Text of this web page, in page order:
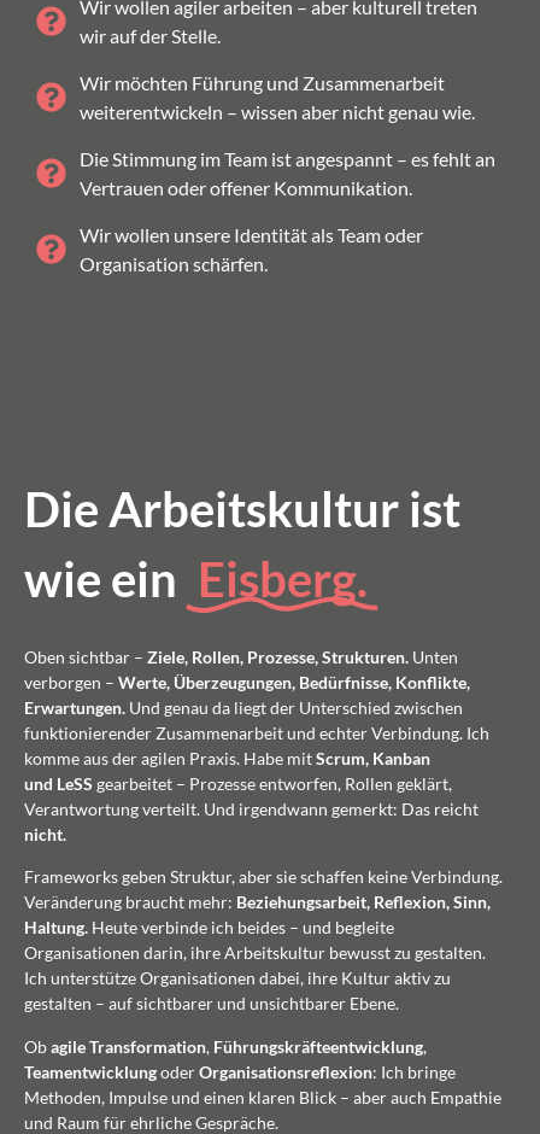
Wir wollen agiler arbeiten – aber kulturell treten
wir auf der Stelle.
Wir möchten Führung und Zusammenarbeit
weiterentwickeln – wissen aber nicht genau wie.
Die Stimmung im Team ist angespannt – es fehlt an
Vertrauen oder offener Kommunikation.
Wir wollen unsere Identität als Team oder
Organisation schärfen.
Die Arbeitskultur ist
wie ein Eisberg.
Oben sichtbar – Ziele, Rollen, Prozesse, Strukturen. Unten
verborgen – Werte, Überzeugungen, Bedürfnisse, Konflikte,
Erwartungen. Und genau da liegt der Unterschied zwischen
funktionierender Zusammenarbeit und echter Verbindung. Ich
komme aus der agilen Praxis. Habe mitScrum, Kanban
und LeSS gearbeitet – Prozesse entworfen, Rollen geklärt,
Verantwortung verteilt. Und irgendwann gemerkt: Das reicht
nicht.
Frameworks geben Struktur, aber sie schaffen keine Verbindung.
Veränderung braucht mehr: Beziehungsarbeit, Reflexion, Sinn,
Haltung. Heute verbinde ich beides – und begleite
Organisationen darin, ihre Arbeitskultur bewusst zu gestalten.
Ich unterstütze Organisationen dabei, ihre Kultur aktiv zu
gestalten – auf sichtbarer und unsichtbarer Ebene.
Obagile Transformation, Führungskräfteentwicklung,
TeamentwicklungoderOrganisationsreflexion: Ich bringe
Methoden, Impulse und einen klaren Blick – aber auch Empathie
und Raum für ehrliche Gespräche.